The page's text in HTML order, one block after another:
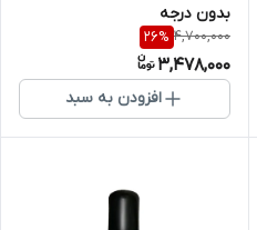
بدون درجه
4,700,000
26%
3,478,000
افزودن به سبد